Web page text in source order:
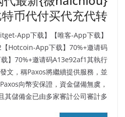
币代付买代充代转
【Bitget-App下载】
Hotcoin-App下载】70%+邀请码
】70%+邀请码A13e92af1其執行
文，稱Paxos將繼續提供服務，並
向幣安保證，資金儲備無虞，
其儲備金已由多家審計公司審計多